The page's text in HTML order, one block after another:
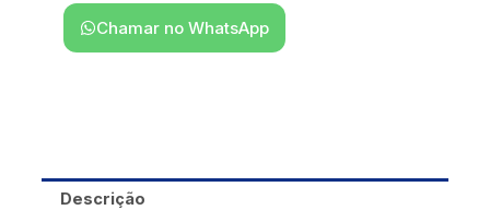
Chamar no WhatsApp
Descrição